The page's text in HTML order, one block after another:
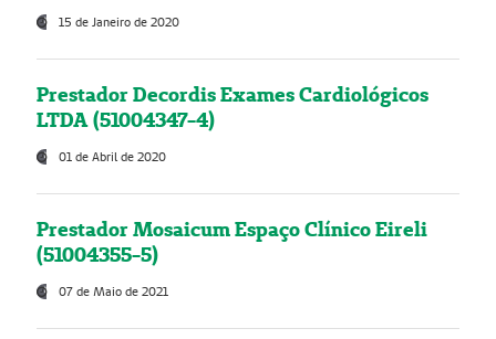
15 de Janeiro de 2020
Prestador Decordis Exames Cardiológicos
LTDA (51004347-4)
01 de Abril de 2020
Prestador Mosaicum Espaço Clínico Eireli
(51004355-5)
07 de Maio de 2021